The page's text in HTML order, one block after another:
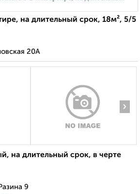
на длительный срок, 18м², 5/5
20А
›
на длительный срок, в черте
9